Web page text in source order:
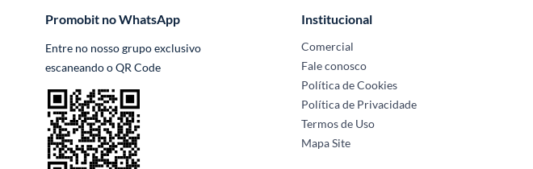
Promobit no WhatsApp
Entre no nosso grupo exclusivo
escaneando o QR Code
Institucional
Comercial
Fale conosco
Política de Cookies
Política de Privacidade
Termos de Uso
Mapa Site